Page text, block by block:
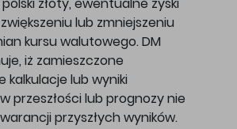
złoty, ewentualne zyski
lub zmniejszeniu
kursu walutowego. DM
iż zamieszczone
kalkulacje lub wyniki
przeszłości lub prognozy nie
przyszłych wyników.